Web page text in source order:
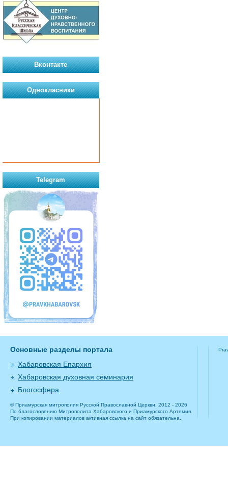
Вконтакте
Однокласники
Telegram
Основные разделы портала
Хабаровская Епархия
Хабаровская духовная семинария
Блогосфера
© Приамурская митрополия Русской Православной Церкви, 2012 - 2026
По благословению Митрополита Хабаровского и Приамурского Артемия.
При копировании материалов активная ссылка на сайт обязательна.